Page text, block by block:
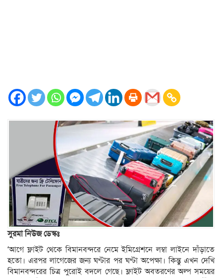
সুরমা নিউজ ডেস্কঃ
‘আগে ফ্লাইট থেকে বিমানবন্দরে নেমে ইমিগ্রেশনে লম্বা লাইনে দাঁড়াতে
হতো। এরপর লাগেজের জন্য ঘণ্টার পর ঘণ্টা অপেক্ষা। কিন্তু এখন দেখি
বিমানবন্দরের চিত্র পুরোই বদলে গেছে। ফ্লাইট অবতরণের অল্প সময়ের